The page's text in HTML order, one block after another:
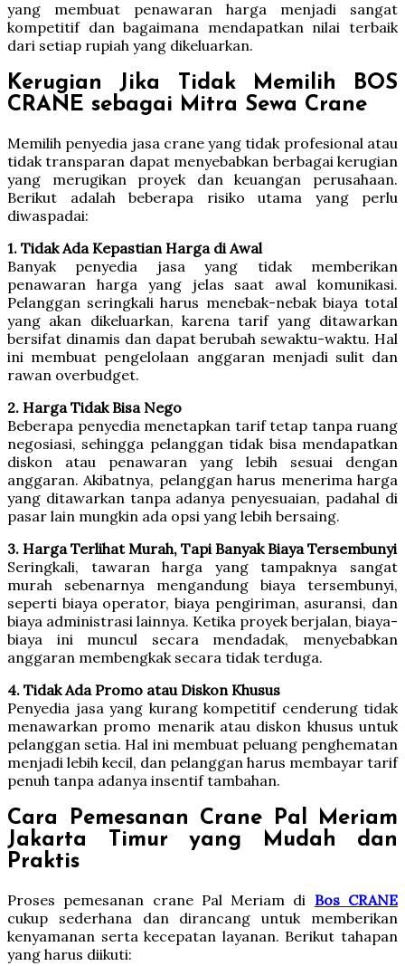
yang membuat penawaran harga menjadi sangat
kompetitif dan bagaimana mendapatkan nilai terbaik
dari setiap rupiah yang dikeluarkan.
Kerugian Jika Tidak Memilih BOS
CRANE sebagai Mitra Sewa Crane
Memilih penyedia jasa crane yang tidak profesional atau
tidak transparan dapat menyebabkan berbagai kerugian
yang merugikan proyek dan keuangan perusahaan.
Berikut adalah beberapa risiko utama yang perlu
diwaspadai:
1. Tidak Ada Kepastian Harga di Awal
Banyak penyedia jasa yang tidak memberikan
penawaran harga yang jelas saat awal komunikasi.
Pelanggan seringkali harus menebak-nebak biaya total
yang akan dikeluarkan, karena tarif yang ditawarkan
bersifat dinamis dan dapat berubah sewaktu-waktu. Hal
ini membuat pengelolaan anggaran menjadi sulit dan
rawan overbudget.
2. Harga Tidak Bisa Nego
Beberapa penyedia menetapkan tarif tetap tanpa ruang
negosiasi, sehingga pelanggan tidak bisa mendapatkan
diskon atau penawaran yang lebih sesuai dengan
anggaran. Akibatnya, pelanggan harus menerima harga
yang ditawarkan tanpa adanya penyesuaian, padahal di
pasar lain mungkin ada opsi yang lebih bersaing.
3. Harga Terlihat Murah, Tapi Banyak Biaya Tersembunyi
Seringkali, tawaran harga yang tampaknya sangat
murah sebenarnya mengandung biaya tersembunyi,
seperti biaya operator, biaya pengiriman, asuransi, dan
biaya administrasi lainnya. Ketika proyek berjalan, biaya-
biaya ini muncul secara mendadak, menyebabkan
anggaran membengkak secara tidak terduga.
4. Tidak Ada Promo atau Diskon Khusus
Penyedia jasa yang kurang kompetitif cenderung tidak
menawarkan promo menarik atau diskon khusus untuk
pelanggan setia. Hal ini membuat peluang penghematan
menjadi lebih kecil, dan pelanggan harus membayar tarif
penuh tanpa adanya insentif tambahan.
Cara Pemesanan Crane Pal Meriam
Jakarta Timur yang Mudah dan
Praktis
Proses pemesanan crane Pal Meriam di Bos CRANE
cukup sederhana dan dirancang untuk memberikan
kenyamanan serta kecepatan layanan. Berikut tahapan
yang harus diikuti: